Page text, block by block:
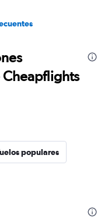
populares